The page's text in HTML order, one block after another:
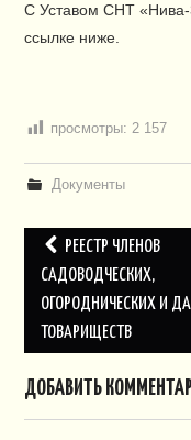
НАПИСАТЬ!
С Уставом СНТ
ссылке ниже.
просмотры: 2 157
Документы
Навигация
по
записям
РЕЕСТР ЧЛЕНОВ
САДОВОДЧЕСКИХ,
ОГОРОДНИЧЕСКИХ И
ТОВАРИЩЕСТВ
ДОБАВИТЬ